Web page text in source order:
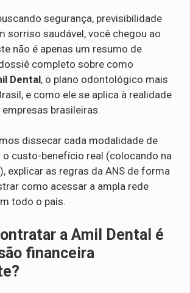
segurança, previsibilidade
sorriso saudável, você chegou ao
não é apenas um resumo de
completo sobre como
Dental, o plano odontológico mais
e como ele se aplica à realidade
brasileiras.
dissecar cada modalidade de
o custo-benefício real (colocando na
explicar as regras da ANS de forma
como acessar a ampla rede
todo o país.
a Amil Dental é
financeira